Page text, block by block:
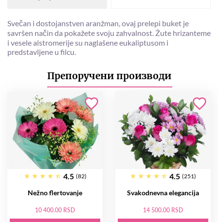
Svečan i dostojanstven aranžman, ovaj prelepi buket je
savršen način da pokažete svoju zahvalnost. Žute hrizanteme
i vesele alstromerije su naglašene eukaliptusom i
predstavljene u filcu.
Препоручени производи
4.5 (82)
Nežno flertovanje
10 400.00 RSD
4.5 (251)
Svakodnevna elegancija
14 500.00 RSD